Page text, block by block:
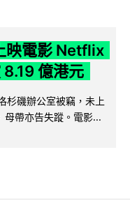
映電影 Netflix
億港元
杉磯辦公室被竊，未上
帶亦告失蹤。電影...